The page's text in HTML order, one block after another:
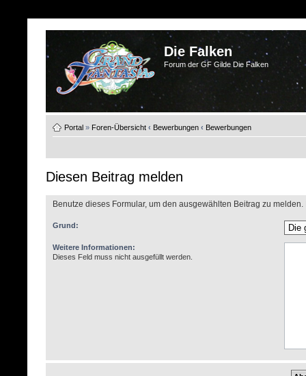
Die Falken
Forum der GF Gilde Die Falken
Portal » Foren-Übersicht ‹ Bewerbungen ‹ Bewerbungen
Diesen Beitrag melden
Benutze dieses Formular, um den ausgewählten Beitrag zu
Grund:
Weitere Informationen:
Dieses Feld muss nicht ausgefüllt werden.